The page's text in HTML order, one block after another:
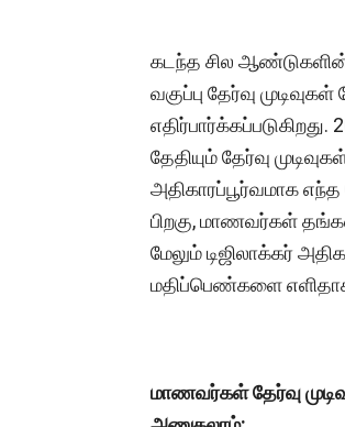
கடந்த சில ஆண்டுகளின்
வகுப்பு தேர்வு
தேதியும் தேர்வு
அதிகாரப்பூர்வமாக எந்த
பிறகு, மாணவர்கள்
மேலும் டிஜிலாக்கர்
மதிப்பெண்களை எளிதாக
மாணவர்கள் தேர்வு